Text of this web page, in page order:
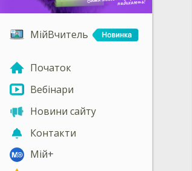
МійВчитель
Початок
Вебінари
Новини сайту
Контакти
Мій+